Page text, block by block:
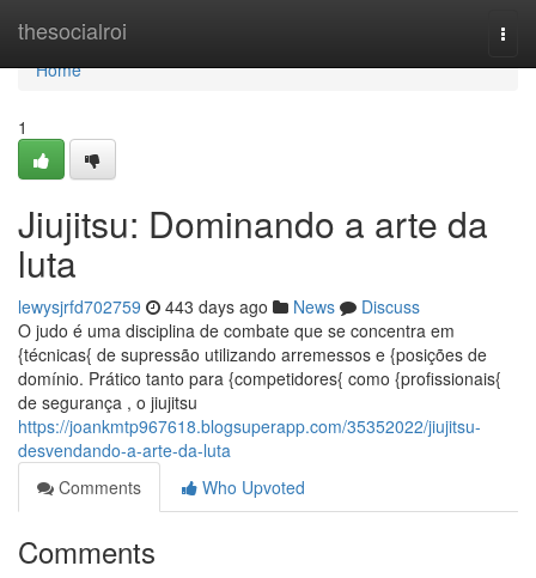
thesocialroi
Home
Home
1
Jiujitsu: Dominando a arte da
luta
lewysjrfd702759 443 days ago News
Discuss
O judo é uma disciplina de combate que se concentra em
{técnicas{ de supressão utilizando arremessos e {posições de
domínio. Prático tanto para {competidores{ como {profissionais{
de segurança , o jiujitsu
https://joankmtp967618.blogsuperapp.com/35352022/jiujitsu-
desvendando-a-arte-da-luta
Comments
Who Upvoted
Comments